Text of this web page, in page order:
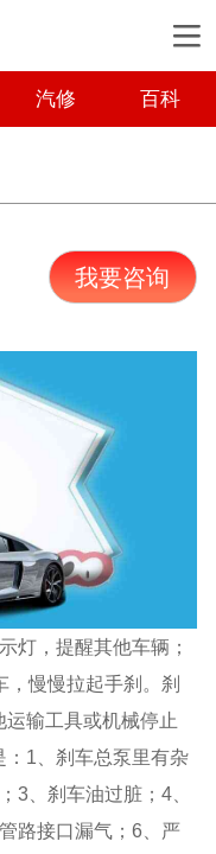
汽修 百科
我要咨询
灯，提醒其他车辆；
，慢慢拉起手刹。刹
输工具或机械停止
1、刹车总泵里有杂
3、刹车油过脏；4、
路接口漏气；6、严